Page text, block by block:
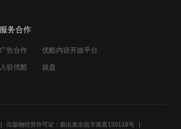
45集精彩预告
01:38
服务合作
广告合作 优酷内容开放平台
入驻优酷 娱盘
出版物经营许可证：新出发京批字第直150118号